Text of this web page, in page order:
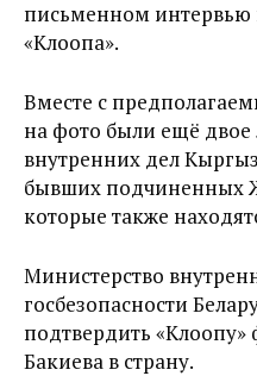
письменном интервью
«Клоопа».
Вместе с
на фото были ещё
внутренних дел
бывших подчиненных
которые также
Министерство
госбезопасности
подтвердить
Бакиева в страну.